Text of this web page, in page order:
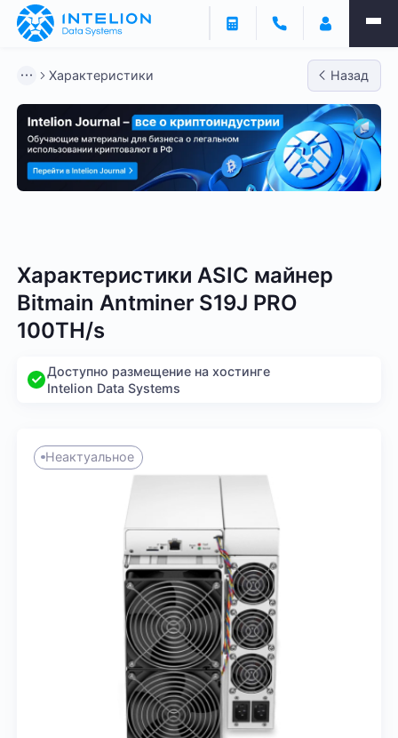
Характеристики Назад
Характеристики ASIC майнер
Bitmain Antminer S19J PRO
100TH/s
Доступно размещение на хостинге
Intelion Data Systems
Неактуальное